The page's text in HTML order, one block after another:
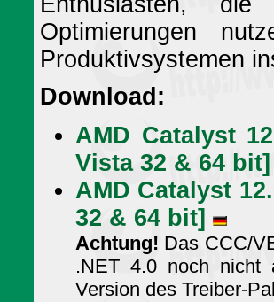
Optimierungen
Produktivsystemen
Download:
AMD Catalyst
Vista 32 & 64 bit]
AMD Catalyst
32 & 64 bit]
Achtung! Das CCC/
.NET 4.0 noch nicht
Version des Treiber-